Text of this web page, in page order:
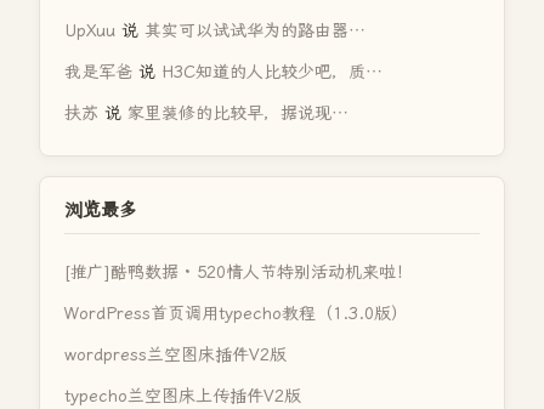
UpXuu 说 其实可以试试华为的路由器…
我是军爸 说 H3C知道的人比较少吧，质…
扶苏 说 家里装修的比较早，据说现…
浏览最多
[推广]酷鸭数据 · 520情人节特别活动机来啦！
WordPress首页调用typecho教程（1.3.0版）
wordpress兰空图床插件V2版
typecho兰空图床上传插件V2版